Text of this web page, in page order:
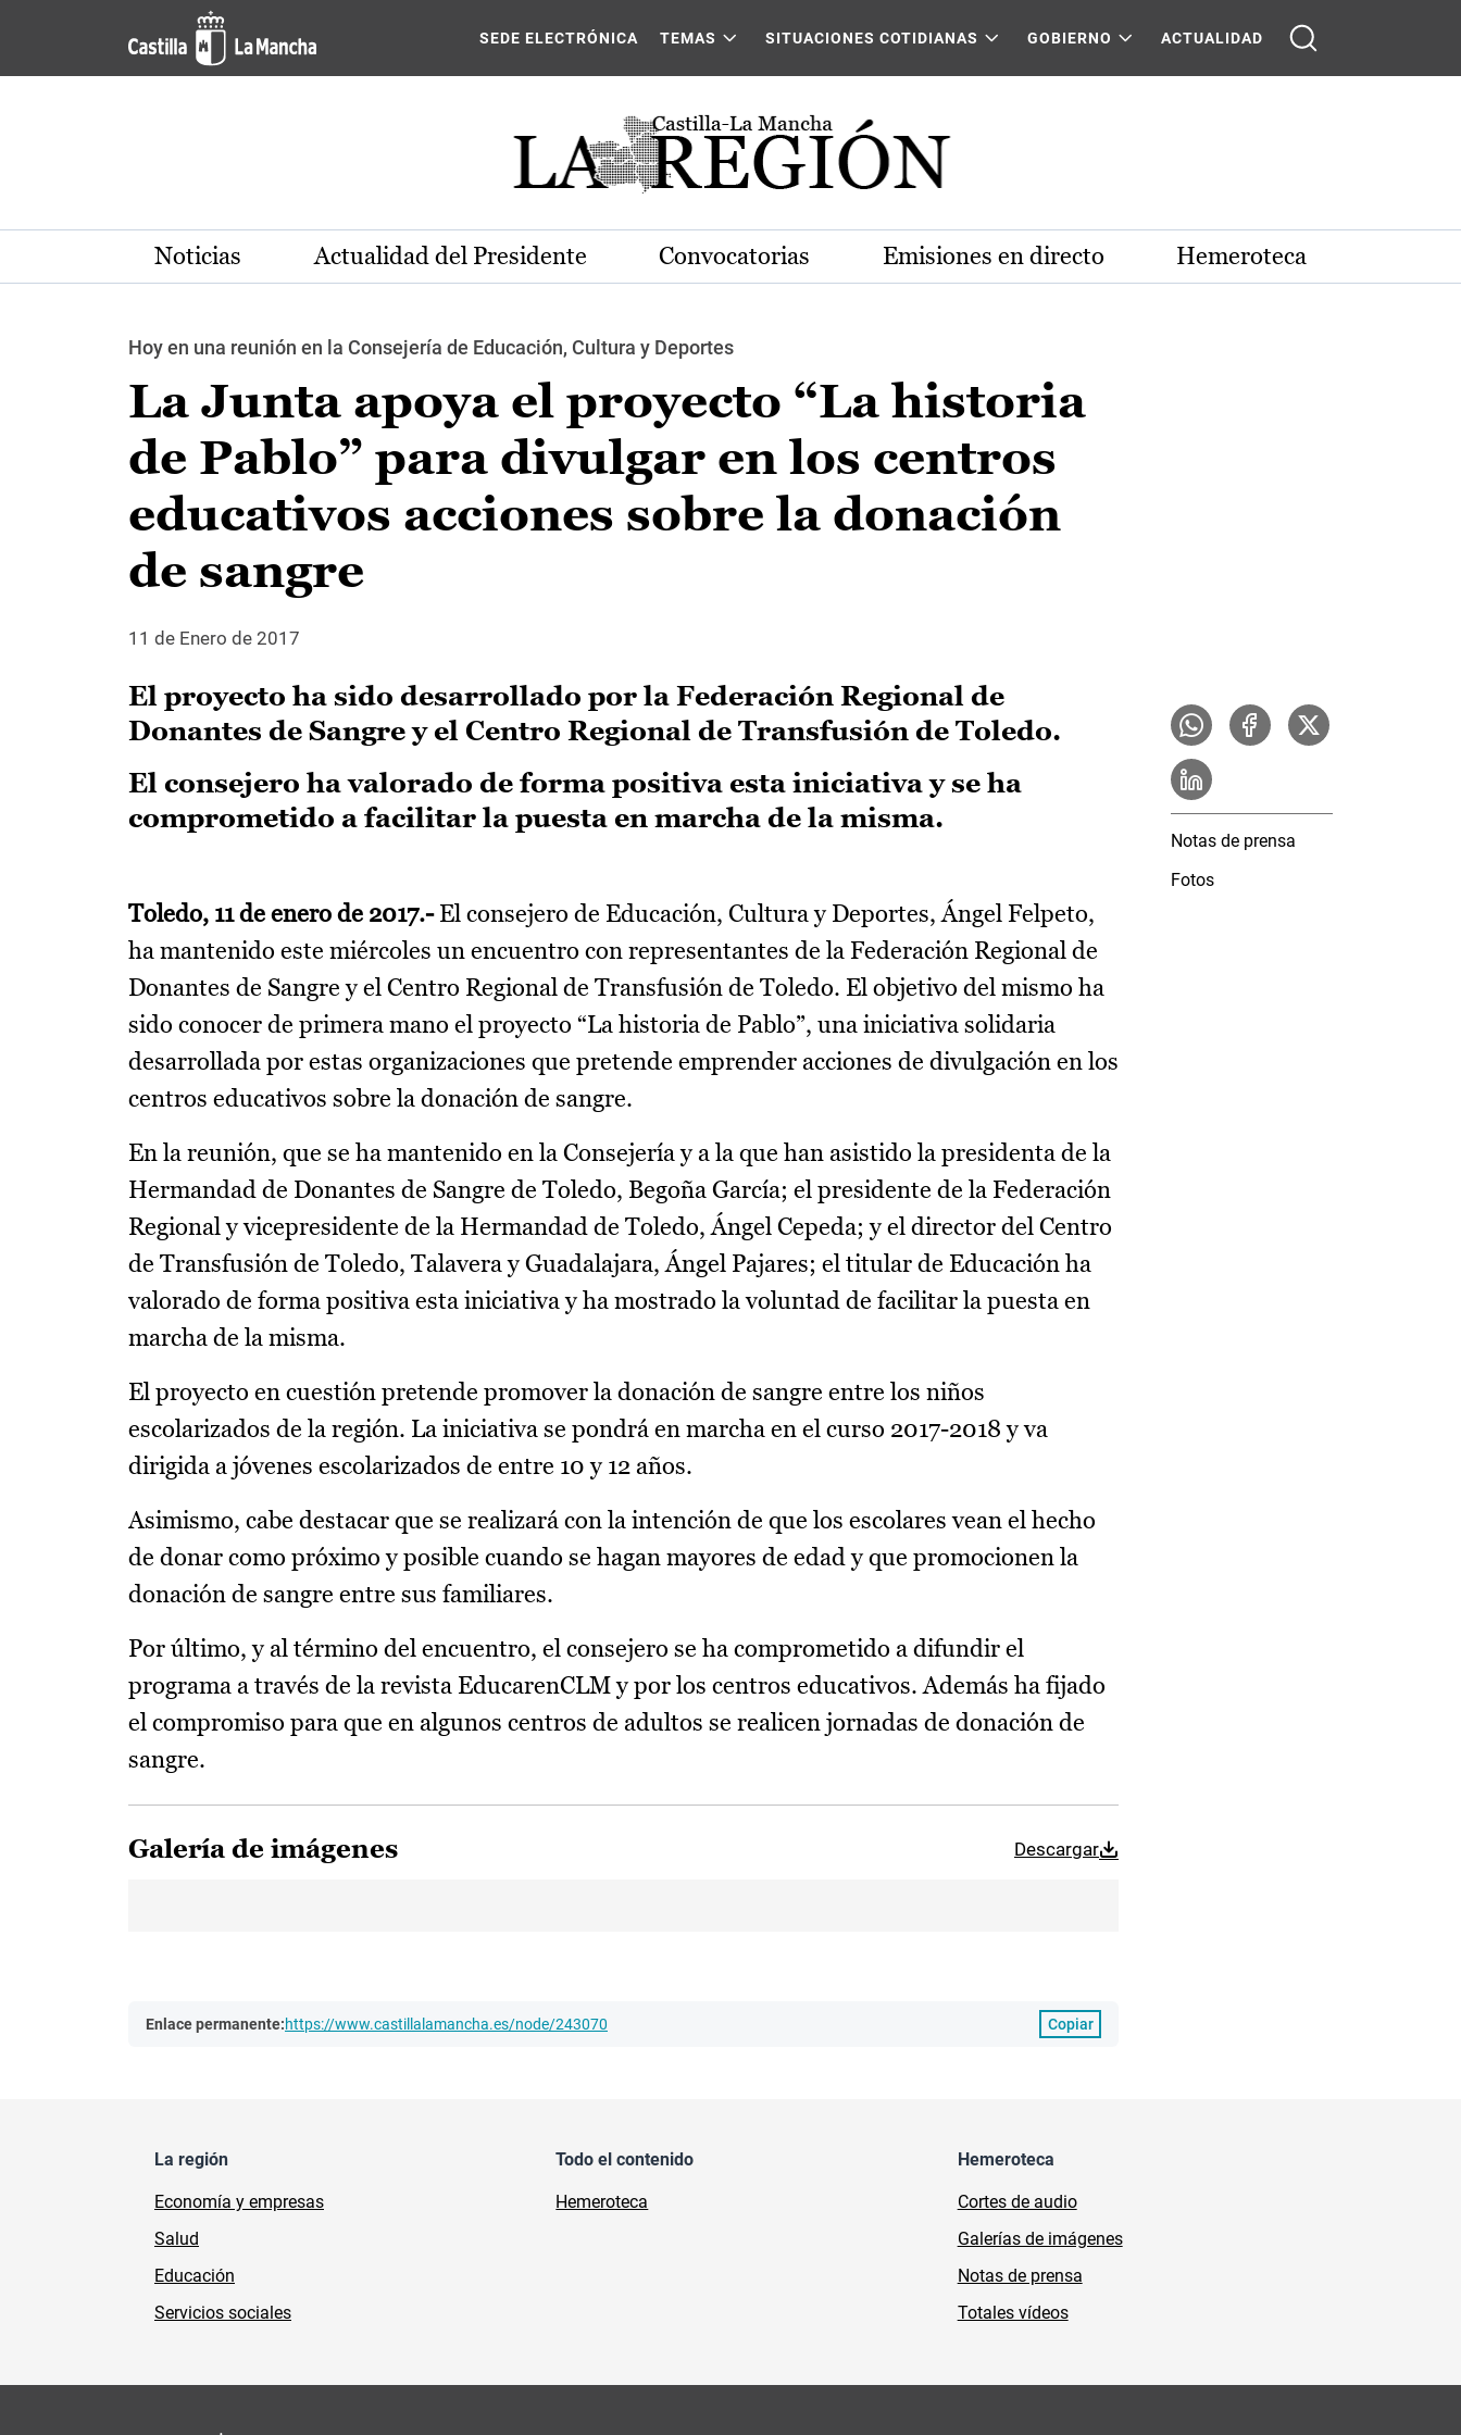
Pasar al contenido principal
SEDE ELECTRÓNICA TEMAS SITUACIONES COTIDIANAS GOBIERNO ACTUALIDAD
Noticias Actualidad del Presidente Convocatorias Emisiones en directo Hemeroteca
Hoy en una reunión en la Consejería de Educación, Cultura y Deportes
La Junta apoya el proyecto “La historia
de Pablo” para divulgar en los centros
educativos acciones sobre la donación
de sangre
11 de Enero de 2017
El proyecto ha sido desarrollado por la Federación Regional de
Donantes de Sangre y el Centro Regional de Transfusión de Toledo.
El consejero ha valorado de forma positiva esta iniciativa y se ha
comprometido a facilitar la puesta en marcha de la misma.
Toledo, 11 de enero de 2017.-El consejero de Educación, Cultura y Deportes, Ángel Felpeto,
ha mantenido este miércoles un encuentro con representantes de la Federación Regional de
Donantes de Sangre y el Centro Regional de Transfusión de Toledo. El objetivo del mismo ha
sido conocer de primera mano el proyecto “La historia de Pablo”, una iniciativa solidaria
desarrollada por estas organizaciones que pretende emprender acciones de divulgación en los
centros educativos sobre la donación de sangre.
En la reunión, que se ha mantenido en la Consejería y a la que han asistido la presidenta de la
Hermandad de Donantes de Sangre de Toledo, Begoña García; el presidente de la Federación
Regional y vicepresidente de la Hermandad de Toledo, Ángel Cepeda; y el director del Centro
de Transfusión de Toledo, Talavera y Guadalajara, Ángel Pajares; el titular de Educación ha
valorado de forma positiva esta iniciativa y ha mostrado la voluntad de facilitar la puesta en
marcha de la misma.
El proyecto en cuestión pretende promover la donación de sangre entre los niños
escolarizados de la región. La iniciativa se pondrá en marcha en el curso 2017-2018 y va
dirigida a jóvenes escolarizados de entre 10 y 12 años.
Asimismo, cabe destacar que se realizará con la intención de que los escolares vean el hecho
de donar como próximo y posible cuando se hagan mayores de edad y que promocionen la
donación de sangre entre sus familiares.
Por último, y al término del encuentro, el consejero se ha comprometido a difundir el
programa a través de la revista EducarenCLM y por los centros educativos. Además ha fijado
el compromiso para que en algunos centros de adultos se realicen jornadas de donación de
sangre.
Galería de imágenes Descargar
Enlace permanente:https://www.castillalamancha.es/node/243070 Copiar
Notas de prensa
Fotos
La región
Economía y empresas
Salud
Educación
Servicios sociales
Todo el contenido
Hemeroteca
Hemeroteca
Cortes de audio
Galerías de imágenes
Notas de prensa
Totales vídeos